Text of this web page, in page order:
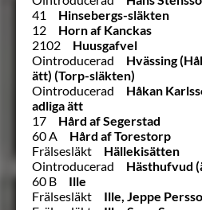
41
Hinsebergs-släkten
12
Horn af Kanckas
2102
Huusgafvel
Ointroducerad
Hvässing
ätt) (Torp-släkten)
Ointroducerad
Håkan
adliga ätt
17
Hård af Segerstad
60 A
Hård af Torestorp
Frälsesläkt
Hällekisätten
Ointroducerad
Hästhufvud
60 B
Ille
Frälsesläkt
Ille, Jeppe